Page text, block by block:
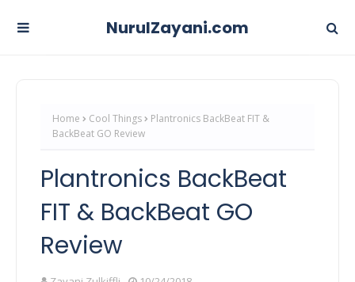
NurulZayani.com
Home Cool Things
Plantronics BackBeat FIT &
BackBeat GO Review
Plantronics BackBeat
FIT & BackBeat GO
Review